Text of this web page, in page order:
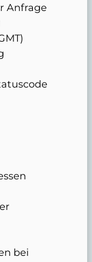
Anfrage
bei